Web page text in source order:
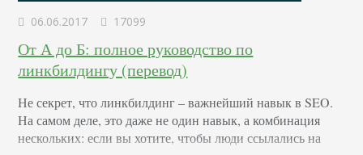
06.06.2017 17099
От А до Б: полное руководство по
линкбилдингу (перевод)
Не секрет, что линкбилдинг – важнейший навык в SEO.
На самом деле, это даже не один навык, а комбинация
нескольких: если вы хотите, чтобы люди ссылались на